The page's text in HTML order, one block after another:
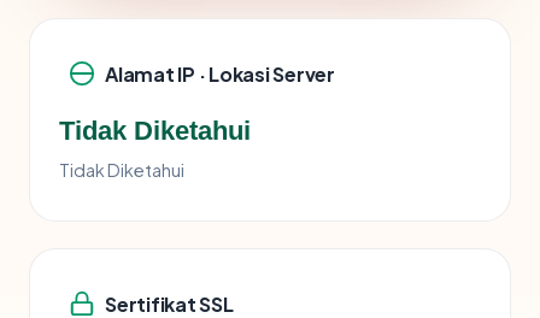
Alamat IP · Lokasi Server
Tidak Diketahui
Tidak Diketahui
Sertifikat SSL